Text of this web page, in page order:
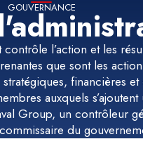
GOUVERNANCE
l’action et les
que sont les
financières
auxquels
Group, un contrôleur
du